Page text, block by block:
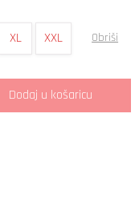
XL XXL Obriši
Dodaj u košaricu